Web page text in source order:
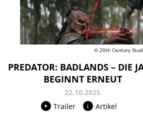
© 20th Century
PREDATOR: BADLANDS – DIE
BEGINNT ERNEUT
22.10.2025
Trailer
Artikel